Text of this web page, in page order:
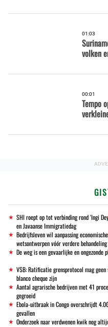
01:03
volken
00:01
Tempo
SHI roept op tot verbinding rond 'Ingi
en Javaanse Immigratiedag
Bedrijfsleven wil aanpassing economische
wetsontwerpen vóór verdere behandeling
De weg is een gevaarlijke en ongezonde
VSB: Ratificatie grensprotocol mag geen
blanco cheque zijn
Aantal agrarische bedrijven met 41
gegroeid
Ebola-uitbraak in Congo overschrijdt
gevallen
Onderzoek naar verdwenen kwik nog